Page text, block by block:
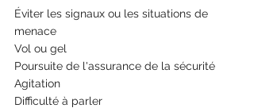
Éviter les signaux ou les situations de
menace
Vol ou gel
Poursuite de l'assurance de la sécurité
Agitation
Difficulté à parler